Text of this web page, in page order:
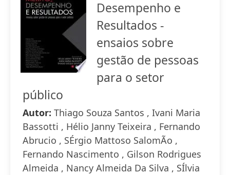
Desempenho e
Resultados -
ensaios sobre
gestão de pessoas
para o setor
público
Autor: Thiago Souza Santos , Ivani Maria
Bassotti , Hélio Janny Teixeira , Fernando
Abrucio , SÉrgio Mattoso SalomÃo ,
Fernando Nascimento , Gilson Rodrigues
Almeida , Nancy Almeida Da Silva , SÍlvia